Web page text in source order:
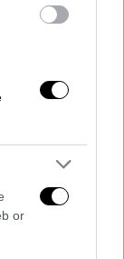
or
στο
να
Κιέβου